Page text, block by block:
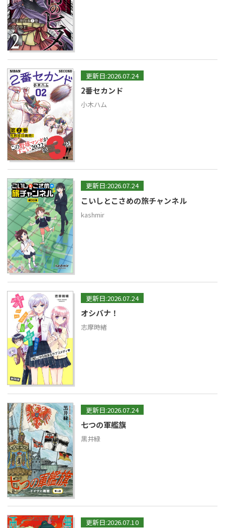
更新日:2026.07.24
2番セカンド
小木ハム
更新日:2026.07.24
こいしとこさめの旅チャンネル
kashmir
更新日:2026.07.24
オシバナ！
志摩時緒
更新日:2026.07.24
七つの軍艦旗
黒井緑
更新日:2026.07.10